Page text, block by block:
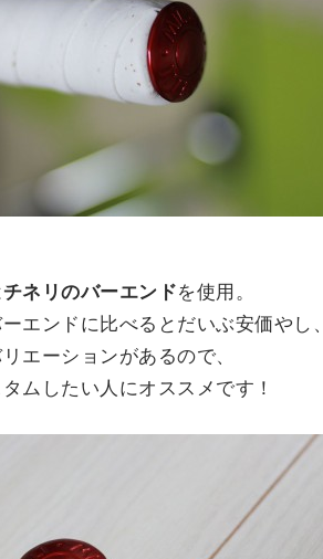
チネリのバーエンドを使用。
エンドに比べるとだいぶ安価やし、
エーションがあるので、
ムしたい人にオススメです！